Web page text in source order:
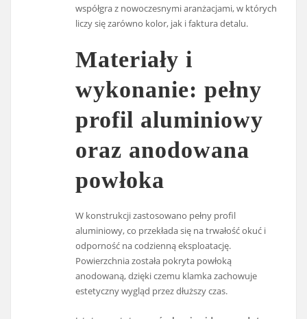
współgra z nowoczesnymi aranżacjami, w których
liczy się zarówno kolor, jak i faktura detalu.
Materiały i
wykonanie: pełny
profil aluminiowy
oraz anodowana
powłoka
W konstrukcji zastosowano pełny profil
aluminiowy, co przekłada się na trwałość okuć i
odporność na codzienną eksploatację.
Powierzchnia została pokryta powłoką
anodowaną, dzięki czemu klamka zachowuje
estetyczny wygląd przez dłuższy czas.